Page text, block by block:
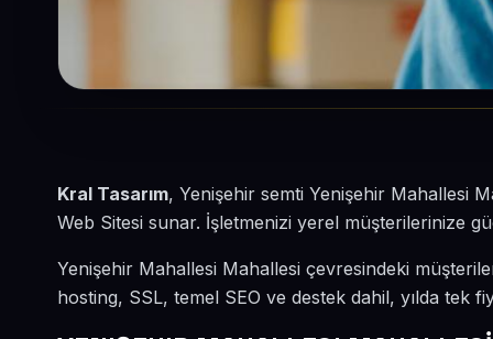
Kral Tasarım, Yenişehir semti Yenişehir Mahallesi
Web Sitesi sunar. İşletmenizi yerel müşterilerinize
Yenişehir Mahallesi Mahallesi çevresindeki
hosting, SSL, temel SEO ve destek dahil, yılda tek